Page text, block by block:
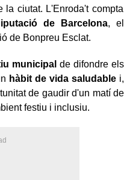
la ciutat. L'Enroda't compta
de Barcelona, ​​el
de Bonpreu Esclat.
municipal de difondre els
hàbit de vida saludable i,
de gaudir d'un matí de
festiu i inclusiu.